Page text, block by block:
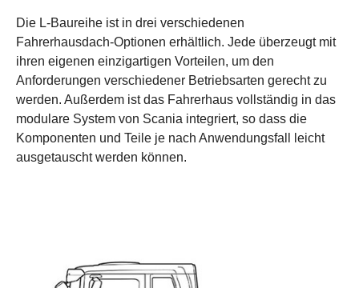
Die L-Baureihe ist in drei verschiedenen
Fahrerhausdach-Optionen erhältlich. Jede überzeugt mit
ihren eigenen einzigartigen Vorteilen, um den
Anforderungen verschiedener Betriebsarten gerecht zu
werden. Außerdem ist das Fahrerhaus vollständig in das
modulare System von Scania integriert, so dass die
Komponenten und Teile je nach Anwendungsfall leicht
ausgetauscht werden können.